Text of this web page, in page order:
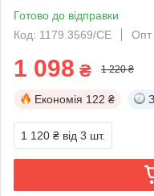
Готово до відправки
Код: 1179.3569/СЕ
Опт
1 098 ₴ 1 220 ₴
Економія 122 ₴
1 120 ₴ від 3 шт.